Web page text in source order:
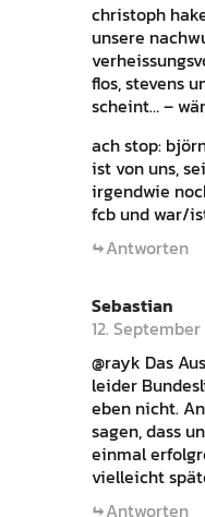
christoph
unsere
flos, stevens
scheint… –
ach stop:
ist von uns,
irgendwie
fcb und war/
Antworten
Sebastian
12.
@rayk Das
leider
eben nicht.
sagen, dass
einmal
vielleicht
Antworten